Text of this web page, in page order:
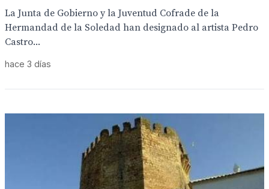
La Junta de Gobierno y la Juventud Cofrade de la
Hermandad de la Soledad han designado al artista Pedro
Castro...
hace 3 días